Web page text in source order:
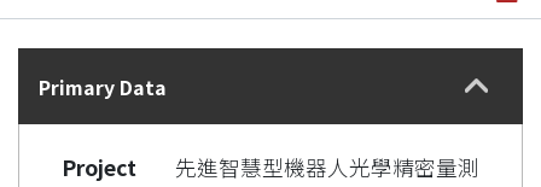
Details
Primary Data
Project
先進智慧型機器人光學精密量測